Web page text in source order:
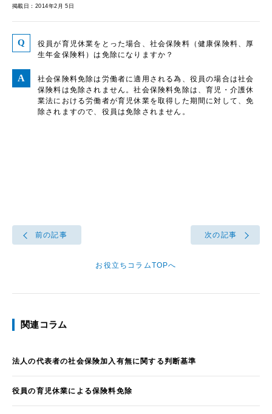
掲載日：2014年2月 5日
役員が育児休業をとった場合、社会保険料（健康保険料、厚
生年金保険料）は免除になりますか？
社会保険料免除は労働者に適用される為、役員の場合は社会
保険料は免除されません。社会保険料免除は、育児・介護休
業法における労働者が育児休業を取得した期間に対して、免
除されますので、役員は免除されません。
前の記事
お役立ちコラムTOPへ
次の記事
関連コラム
法人の代表者の社会保険加入有無に関する判断基準
役員の育児休業による保険料免除